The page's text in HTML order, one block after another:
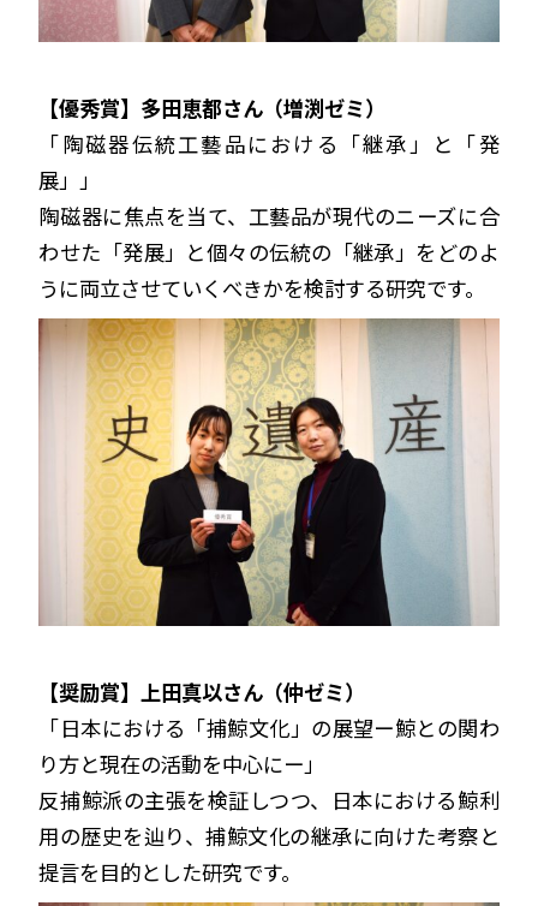
【優秀賞】多田恵都さん（増渕ゼミ）
「陶磁器伝統工藝品における「継承」と「発
展」」
陶磁器に焦点を当て、工藝品が現代のニーズに合
わせた「発展」と個々の伝統の「継承」をどのよ
うに両立させていくべきかを検討する研究です。
【奨励賞】上田真以さん（仲ゼミ）
「日本における「捕鯨文化」の展望ー鯨との関わ
り方と現在の活動を中心にー」
反捕鯨派の主張を検証しつつ、日本における鯨利
用の歴史を辿り、捕鯨文化の継承に向けた考察と
提言を目的とした研究です。